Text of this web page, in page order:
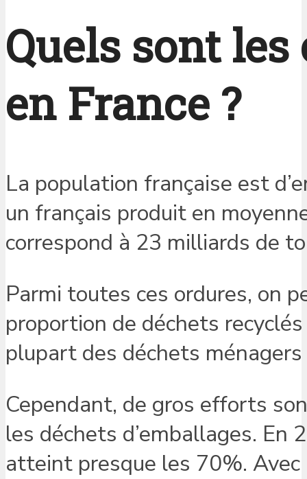
Quels sont
en France ?
La population française est
un français produit en
correspond à 23 milliards de
Parmi toutes ces ordures, on
proportion de déchets
plupart des déchets
Cependant, de gros efforts
les déchets d’emballages. En
atteint presque les 70%.